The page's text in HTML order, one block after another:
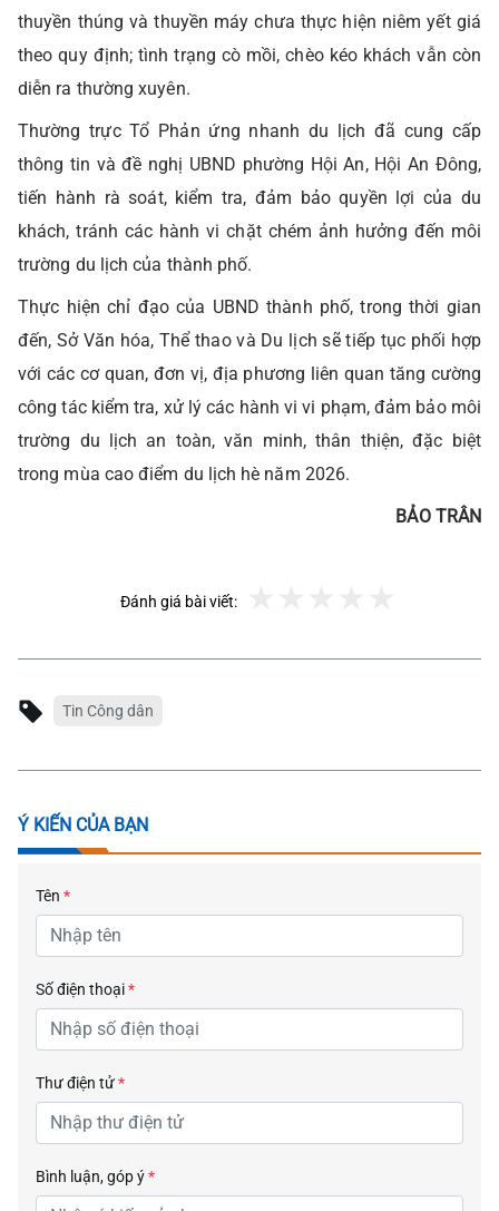
thuyền thúng và thuyền máy chưa thực hiện niêm yết giá
theo quy định; tình trạng cò mồi, chèo kéo khách vẫn còn
diễn ra thường xuyên.
Thường trực Tổ Phản ứng nhanh du lịch đã cung cấp
thông tin và đề nghị UBND phường Hội An, Hội An Đông,
tiến hành rà soát, kiểm tra, đảm bảo quyền lợi của du
khách, tránh các hành vi chặt chém ảnh hưởng đến môi
trường du lịch của thành phố.
Thực hiện chỉ đạo của UBND thành phố, trong thời gian
đến, Sở Văn hóa, Thể thao và Du lịch sẽ tiếp tục phối hợp
với các cơ quan, đơn vị, địa phương liên quan tăng cường
công tác kiểm tra, xử lý các hành vi vi phạm, đảm bảo môi
trường du lịch an toàn, văn minh, thân thiện, đặc biệt
trong mùa cao điểm du lịch hè năm 2026.
BẢO TRÂN
Đánh giá bài viết:
Tin Công dân
Ý KIẾN CỦA BẠN
Tên *
Số điện thoại*
Thư điện tử*
Bình luận, góp ý*